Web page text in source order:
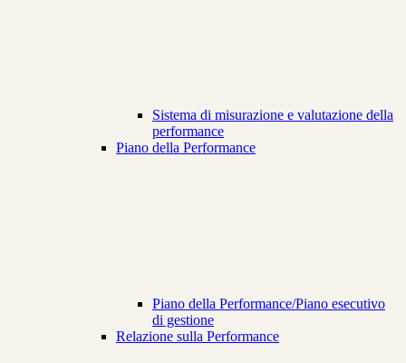
Sistema di misurazione e valutazione della
performance
Piano della Performance
Piano della Performance/Piano esecutivo
di gestione
Relazione sulla Performance